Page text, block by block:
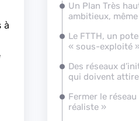
à
Un Plan Très
ambitieux,
Le FTTH, un
« sous-exploité
Des réseaux
qui doivent
Fermer le
réaliste »